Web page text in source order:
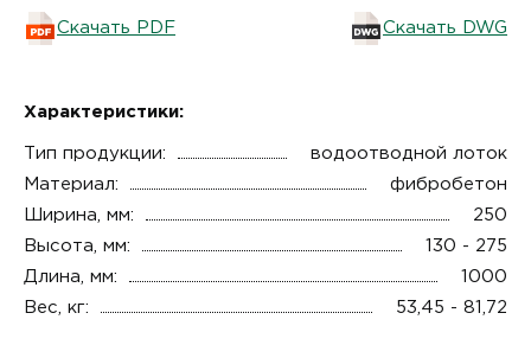
Скачать PDF Скачать DWG
Характеристики:
Тип продукции:
водоотводной лоток
Материал:
фибробетон
Ширина, мм:
250
Высота, мм:
130 - 275
Длина, мм:
1000
Вес, кг:
53,45 - 81,72